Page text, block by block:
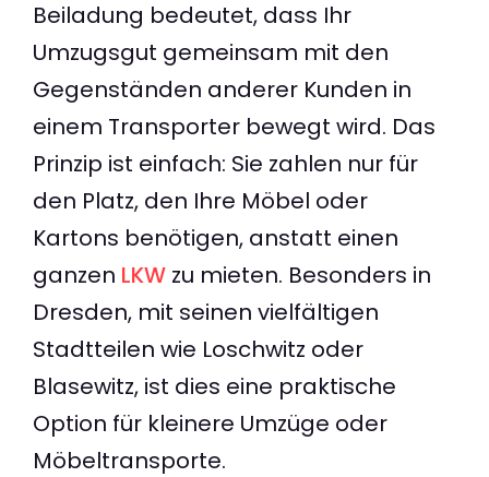
Beiladung bedeutet, dass Ihr
Umzugsgut gemeinsam mit den
Gegenständen anderer Kunden in
einem Transporter bewegt wird. Das
Prinzip ist einfach: Sie zahlen nur für
den Platz, den Ihre Möbel oder
Kartons benötigen, anstatt einen
ganzen LKW zu mieten. Besonders in
Dresden, mit seinen vielfältigen
Stadtteilen wie Loschwitz oder
Blasewitz, ist dies eine praktische
Option für kleinere Umzüge oder
Möbeltransporte.